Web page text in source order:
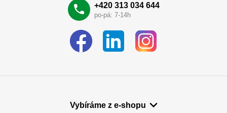
+420 313 034 644
po-pá: 7-14h
Vybíráme z e-shopu